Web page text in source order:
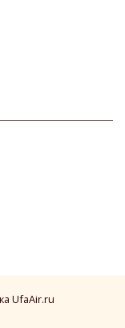
UfaAir.ru